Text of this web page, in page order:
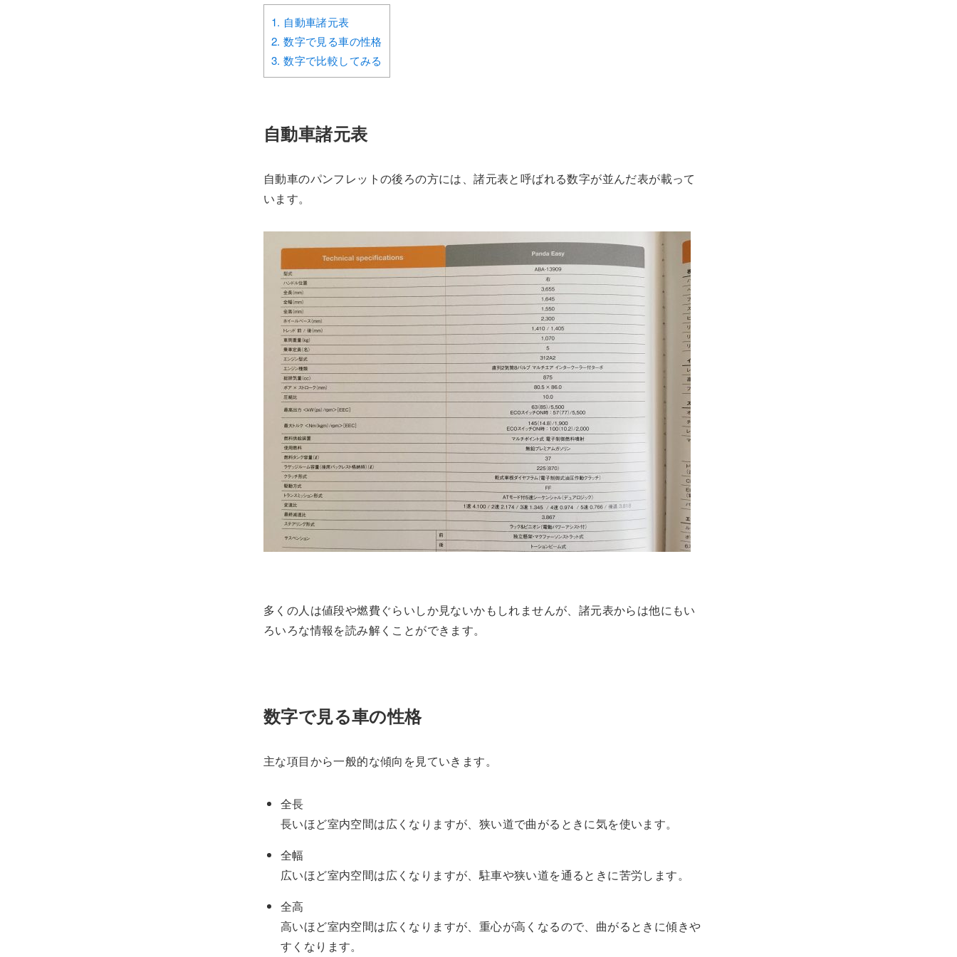
1. 自動車諸元表
2. 数字で見る車の性格
3. 数字で比較してみる
自動車諸元表
自動車のパンフレットの後ろの方には、諸元表と呼ばれる数字が並んだ表が載って
います。
多くの人は値段や燃費ぐらいしか見ないかもしれませんが、諸元表からは他にもい
ろいろな情報を読み解くことができます。
数字で見る車の性格
主な項目から一般的な傾向を見ていきます。
全長
長いほど室内空間は広くなりますが、狭い道で曲がるときに気を使います。
全幅
広いほど室内空間は広くなりますが、駐車や狭い道を通るときに苦労します。
全高
高いほど室内空間は広くなりますが、重心が高くなるので、曲がるときに傾きや
すくなります。